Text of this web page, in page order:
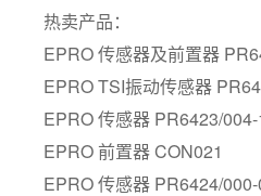
热卖产品：
EPRO 传感器及前置器
EPRO TSI振动传感器
EPRO 传感器 PR6423/
EPRO 前置器 CON021
EPRO 传感器 PR6424/